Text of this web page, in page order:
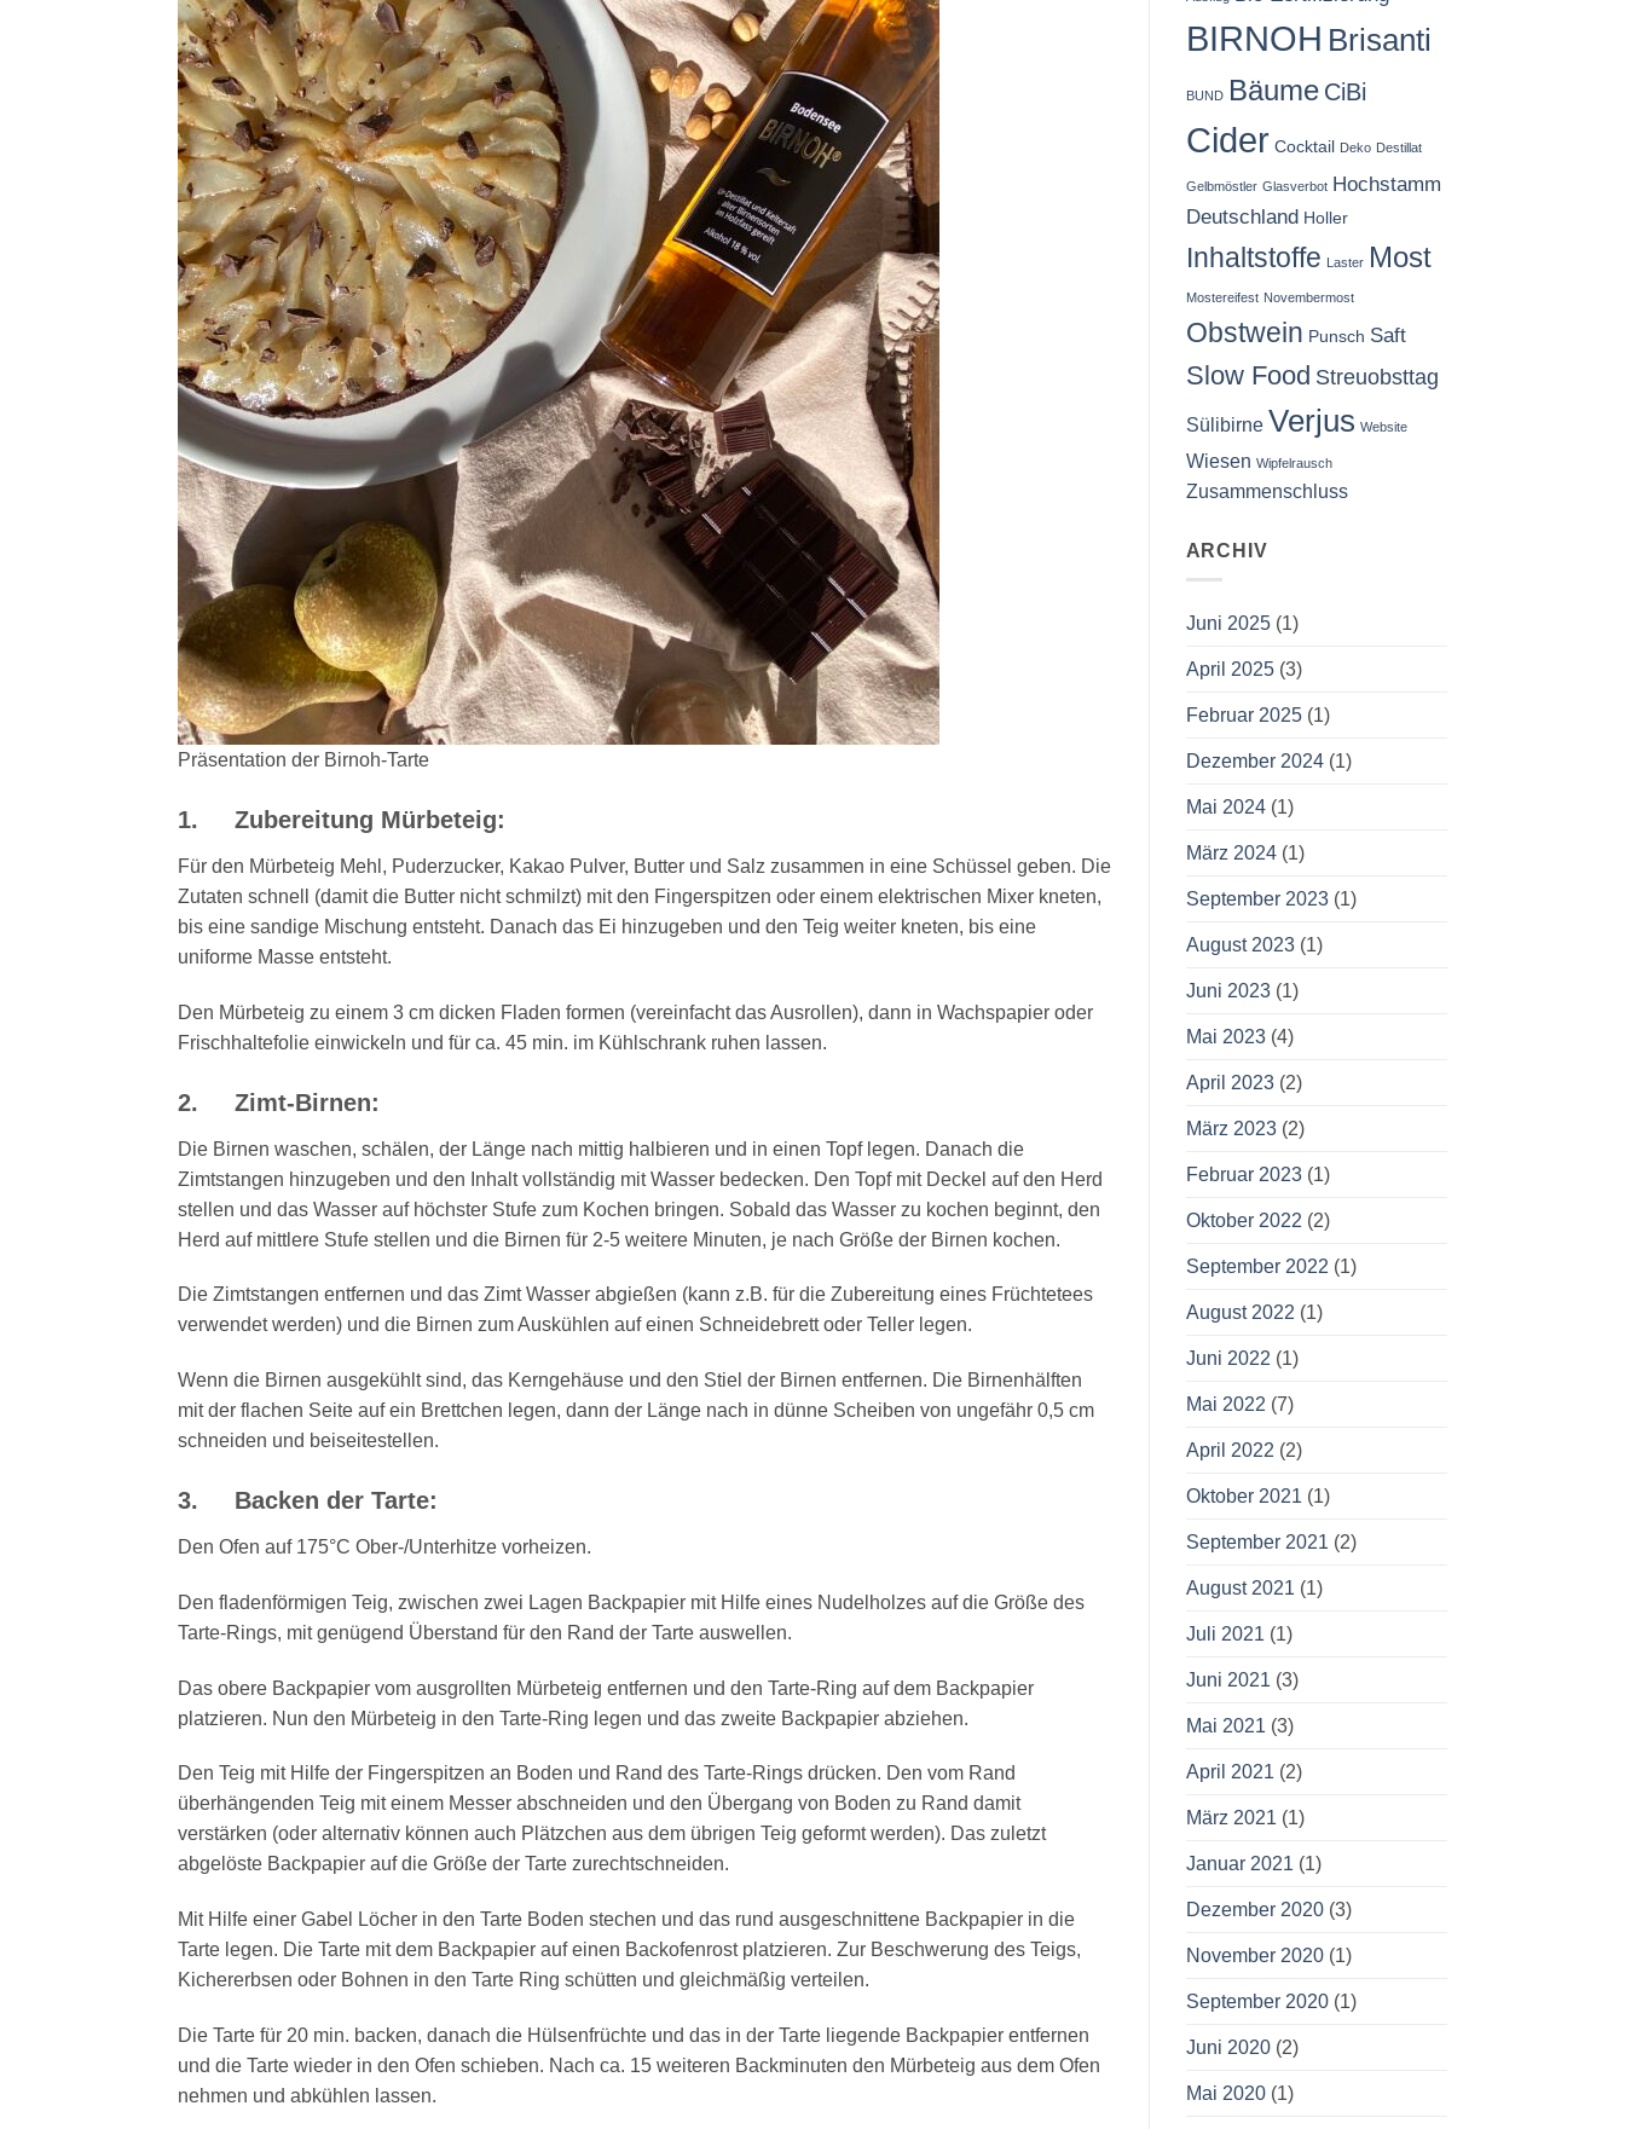
Präsentation der Birnoh-Tarte
1. Zubereitung Mürbeteig:
Für den Mürbeteig Mehl, Puderzucker, Kakao Pulver, Butter und Salz zusammen in eine Schüssel geben. Die
Zutaten schnell (damit die Butter nicht schmilzt) mit den Fingerspitzen oder einem elektrischen Mixer kneten,
bis eine sandige Mischung entsteht. Danach das Ei hinzugeben und den Teig weiter kneten, bis eine
uniforme Masse entsteht.
Den Mürbeteig zu einem 3 cm dicken Fladen formen (vereinfacht das Ausrollen), dann in Wachspapier oder
Frischhaltefolie einwickeln und für ca. 45 min. im Kühlschrank ruhen lassen.
2. Zimt-Birnen:
Die Birnen waschen, schälen, der Länge nach mittig halbieren und in einen Topf legen. Danach die
Zimtstangen hinzugeben und den Inhalt vollständig mit Wasser bedecken. Den Topf mit Deckel auf den Herd
stellen und das Wasser auf höchster Stufe zum Kochen bringen. Sobald das Wasser zu kochen beginnt, den
Herd auf mittlere Stufe stellen und die Birnen für 2-5 weitere Minuten, je nach Größe der Birnen kochen.
Die Zimtstangen entfernen und das Zimt Wasser abgießen (kann z.B. für die Zubereitung eines Früchtetees
verwendet werden) und die Birnen zum Auskühlen auf einen Schneidebrett oder Teller legen.
Wenn die Birnen ausgekühlt sind, das Kerngehäuse und den Stiel der Birnen entfernen. Die Birnenhälften
mit der flachen Seite auf ein Brettchen legen, dann der Länge nach in dünne Scheiben von ungefähr 0,5 cm
schneiden und beiseitestellen.
3. Backen der Tarte:
Den Ofen auf 175°C Ober-/Unterhitze vorheizen.
Den fladenförmigen Teig, zwischen zwei Lagen Backpapier mit Hilfe eines Nudelholzes auf die Größe des
Tarte-Rings, mit genügend Überstand für den Rand der Tarte auswellen.
Das obere Backpapier vom ausgrollten Mürbeteig entfernen und den Tarte-Ring auf dem Backpapier
platzieren. Nun den Mürbeteig in den Tarte-Ring legen und das zweite Backpapier abziehen.
Den Teig mit Hilfe der Fingerspitzen an Boden und Rand des Tarte-Rings drücken. Den vom Rand
überhängenden Teig mit einem Messer abschneiden und den Übergang von Boden zu Rand damit
verstärken (oder alternativ können auch Plätzchen aus dem übrigen Teig geformt werden). Das zuletzt
abgelöste Backpapier auf die Größe der Tarte zurechtschneiden.
Mit Hilfe einer Gabel Löcher in den Tarte Boden stechen und das rund ausgeschnittene Backpapier in die
Tarte legen. Die Tarte mit dem Backpapier auf einen Backofenrost platzieren. Zur Beschwerung des Teigs,
Kichererbsen oder Bohnen in den Tarte Ring schütten und gleichmäßig verteilen.
Die Tarte für 20 min. backen, danach die Hülsenfrüchte und das in der Tarte liegende Backpapier entfernen
und die Tarte wieder in den Ofen schieben. Nach ca. 15 weiteren Backminuten den Mürbeteig aus dem Ofen
nehmen und abkühlen lassen.
BIRNOH Brisanti
BUND Bäume CiBi
Cider Cocktail Deko Destillat
Gelbmöstler Glasverbot Hochstamm
Deutschland Holler
Inhaltstoffe Laster Most
Mostereifest Novembermost
Obstwein Punsch Saft
Slow Food Streuobsttag
Sülibirne Verjus Website
Wiesen Wipfelrausch
Zusammenschluss
ARCHIV
Juni 2025(1)
April 2025(3)
Februar 2025(1)
Dezember 2024(1)
Mai 2024(1)
März 2024(1)
September 2023(1)
August 2023(1)
Juni 2023(1)
Mai 2023(4)
April 2023(2)
März 2023(2)
Februar 2023(1)
Oktober 2022 (2)
September 2022 (1)
August 2022 (1)
Juni 2022 (1)
Mai 2022 (7)
April 2022 (2)
Oktober 2021 (1)
September 2021 (2)
August 2021 (1)
Juli 2021 (1)
Juni 2021 (3)
Mai 2021 (3)
April 2021 (2)
März 2021 (1)
Januar 2021 (1)
Dezember 2020(3)
November 2020(1)
September 2020(1)
Juni 2020(2)
Mai 2020(1)